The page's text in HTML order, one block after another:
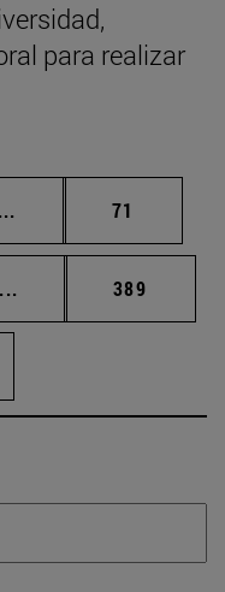
para realizar
... Páginas intermedias
Página
71
... Páginas intermedias
Página
389